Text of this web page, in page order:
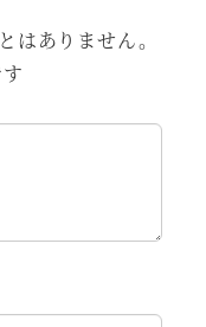
はありません。